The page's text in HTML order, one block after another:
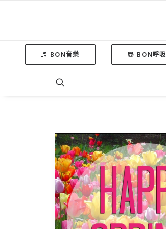
BON音樂 BON呼吸